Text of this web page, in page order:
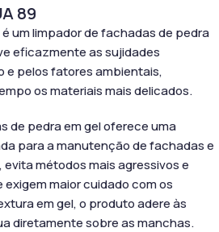
89
é um limpador de fachadas de pedra
eficazmente as sujidades
e pelos fatores ambientais,
os materiais mais delicados.
de pedra em gel oferece uma
para a manutenção de fachadas e
métodos mais agressivos e
maior cuidado com os
em gel, o produto adere às
diretamente sobre as manchas.